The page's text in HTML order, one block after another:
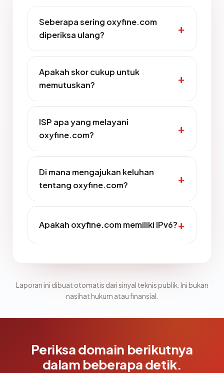
Seberapa sering oxyfine.com
diperiksa ulang?
Apakah skor cukup untuk
memutuskan?
ISP apa yang melayani
oxyfine.com?
Di mana mengajukan keluhan
tentang oxyfine.com?
Apakah oxyfine.com memiliki IPv6?
Laporan ini dibuat otomatis dari sinyal teknis publik. Ini bukan
nasihat hukum atau finansial.
Periksa domain berikutnya
dalam beberapa detik.